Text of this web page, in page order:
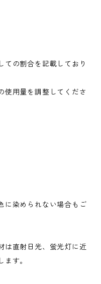
ての割合を記載しており
使用量を調整してくださ
に染められない場合もご
は直射日光、蛍光灯に近
す。